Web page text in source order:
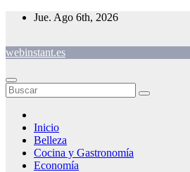
Saltar
Jue. Ago 6th, 2026
webinstant.es
Inicio
Belleza
Cocina y Gastronomía
Economía